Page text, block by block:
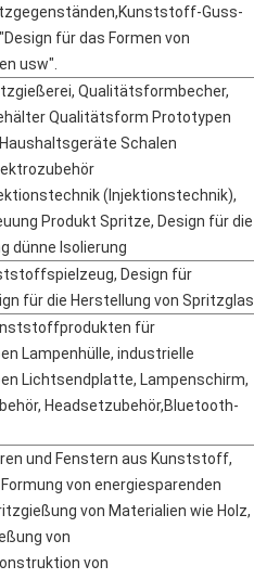
Guss-
für das Formen von
usw".
Qualitätsformbecher,
Qualitätsform Prototypen
Schalen
(Injektionstechnik),
Produkt Spritze, Design für die
dünne Isolierung
Design für
für die Herstellung von Spritzglas
für
Lampenhülle, industrielle
Lichtsendplatte, Lampenschirm,
Headsetzubehör,Bluetooth-
und Fenstern aus Kunststoff,
von energiesparenden
von Materialien wie Holz,
von
von